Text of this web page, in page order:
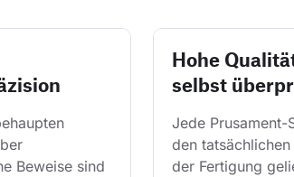
Beweise sind
Hohe
selbst
Jede
den
der Fertigung